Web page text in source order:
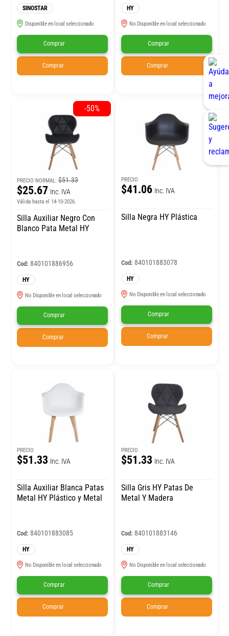
SINOSTAR
Disponible en local seleccionado
Comprar
Comprar
HY
No Disponible en local seleccionado
Comprar
Comprar
PRECIO NORMAL:$51.33
$25.67 Inc. IVA
Válida hasta el 14-10-2026.
Silla Auxiliar Negro Con
Blanco Pata Metal HY
Cod: 840101886956
HY
No Disponible en local seleccionado
Comprar
Comprar
-50%
PRECIO
$41.06 Inc. IVA
Silla Negra HY Plástica
Cod: 840101883078
HY
No Disponible en local seleccionado
Comprar
Comprar
PRECIO
$51.33 Inc. IVA
Silla Auxiliar Blanca Patas
Metal HY Plástico y Metal
Cod: 840101883085
HY
No Disponible en local seleccionado
Comprar
Comprar
PRECIO
$51.33 Inc. IVA
Silla Gris HY Patas De
Metal Y Madera
Cod: 840101883146
HY
No Disponible en local seleccionado
Comprar
Comprar